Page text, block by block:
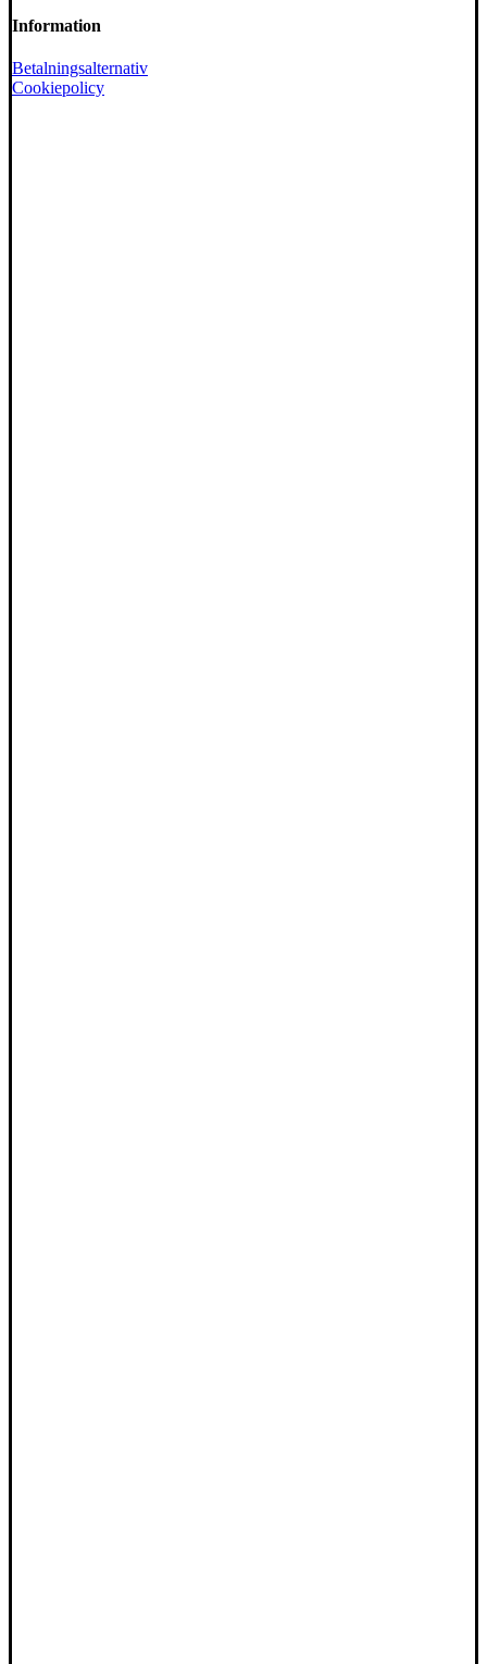
Information
Betalningsalternativ
Cookiepolicy